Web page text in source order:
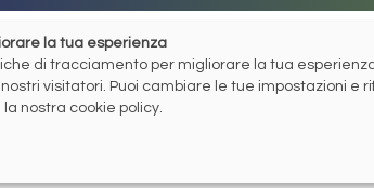
la tua esperienza
di tracciamento per migliorare la tua
visitatori. Puoi cambiare le tue impostazioni
nostra cookie policy.